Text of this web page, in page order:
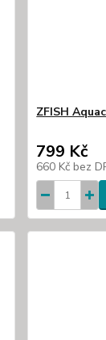
ZFISH
799 Kč
660 Kč bez